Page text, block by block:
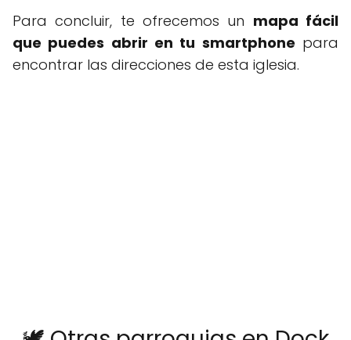
Para concluir, te ofrecemos un mapa fácil
que puedes abrir en tu smartphone para
encontrar las direcciones de esta iglesia.